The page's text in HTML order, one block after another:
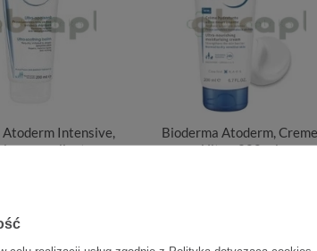
Intensive,
emolientowy,
Bioderma Atoderm, Creme
Ultra, 200 ml